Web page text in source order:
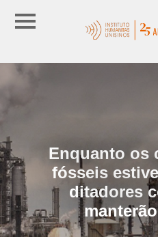
Enquanto os
fósseis
ditadores